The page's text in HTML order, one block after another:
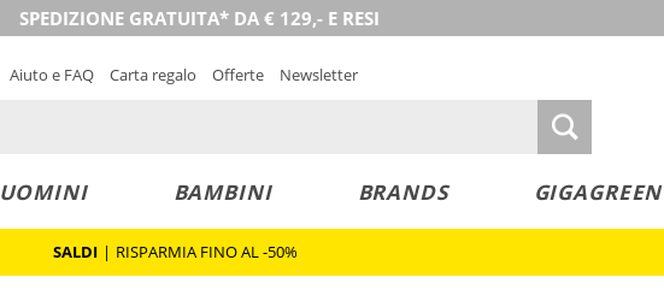
SPEDIZIONE GRATUITA* DA € 129,- E RESI
Aiuto e FAQ Carta regalo Offerte Newsletter
UOMINI BAMBINI BRANDS GIGAGREEN
SALDI | RISPARMIA FINO AL -50%